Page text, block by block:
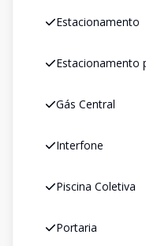
Estacionamento
Estacionamento
Gás Central
Interfone
Piscina Coletiva
Portaria